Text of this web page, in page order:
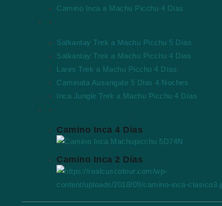
Camino Inca a Machu Picchu 4 Días
Salkantay Trek a Machu Picchu 5 Días
Salkantay Trek a Machu Picchu 4 Dias
Lares Trek a Machu Picchu 4 Días
Caminata Ausangate 5 Dias 4 Noches
Inca Jungle Trek a Machu Picchu 4 Días
Camino Inca 4 Días
Camino Inca 2 Días